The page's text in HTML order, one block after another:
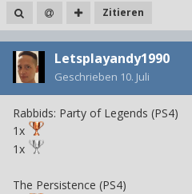
Zitieren
Letsplayandy1990
Geschrieben 10. Juli
Rabbids: Party of Legends (PS4)
1x
1x
The Persistence (PS4)